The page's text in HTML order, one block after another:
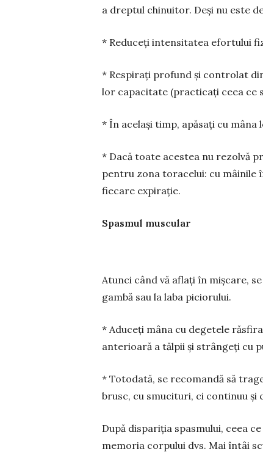
a dreptul chi­nuitor. Deși nu este
* Reduceți intensitatea efortului
* Respirați profund și controlat
lor ca­pa­citate (practicați ceea ce
* În același timp, apăsați cu
* Dacă toate acestea nu rezolvă
pentru zona toracelui: cu
fiecare expirație.
Spasmul muscular
Atunci când vă aflați în mișcare,
gambă sau la laba piciorului.
* Aduceți mâna cu degetele
ante­rioară a tălpii și strângeți cu
* Totodată, se recomandă să
brusc, cu smucituri, ci continuu și
După dispariția spasmului, ceea
me­moria corpului dvs. Mai întâi